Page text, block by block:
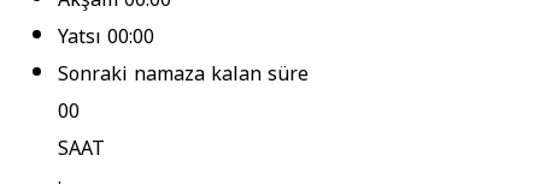
Yatsı00:00
Sonraki namaza kalan süre
00
SAAT